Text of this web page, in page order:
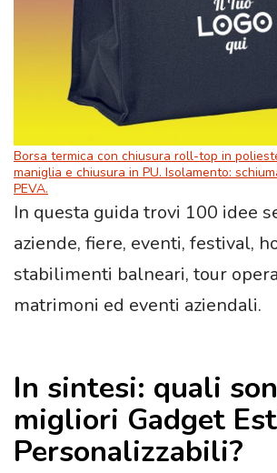
Borsa termica con chiusura roll-top in
maniglia e chiusura in PU. Isolamento:
PEVA.
In questa guida trovi 100 idee
aziende, fiere, eventi, festival,
stabilimenti balneari, tour
matrimoni ed eventi aziendali.
In sintesi: quali
migliori Gadget
Personalizzabili?